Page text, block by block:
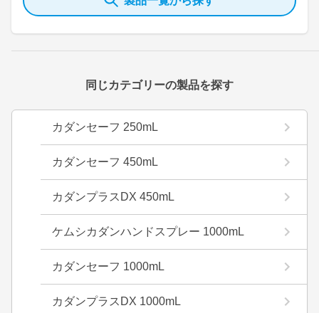
同じカテゴリーの製品を探す
カダンセーフ 250mL
カダンセーフ 450mL
カダンプラスDX 450mL
ケムシカダンハンドスプレー 1000mL
カダンセーフ 1000mL
カダンプラスDX 1000mL